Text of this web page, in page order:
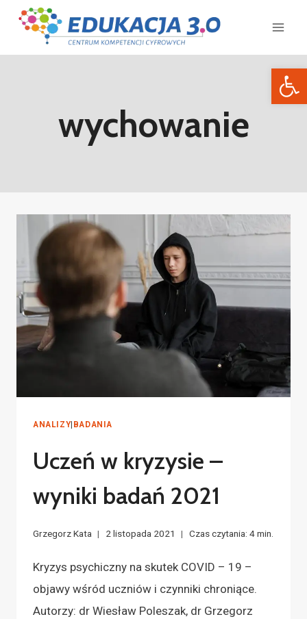
wychowanie
ANALIZY| BADANIA
Uczeń w kryzysie –
wyniki badań 2021
Grzegorz Kata 2 listopada 2021 Czas czytania: 4min.
Kryzys psychiczny na skutek COVID – 19 –
objawy wśród uczniów i czynniki chroniące.
Autorzy: dr Wiesław Poleszak, dr Grzegorz